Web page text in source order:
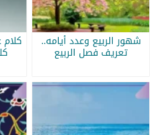
شهور الربيع وعدد أيامه..
تعريف فصل الربيع